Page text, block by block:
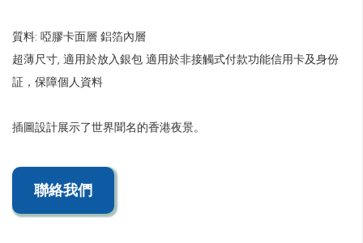
質料: 啞膠卡面層 鋁箔內層
超薄尺寸, 適用於放入銀包 適用於非接觸式付款功能信用卡及身份
証，保障個人資料
插圖設計展示了世界聞名的香港夜景。
聯絡我們